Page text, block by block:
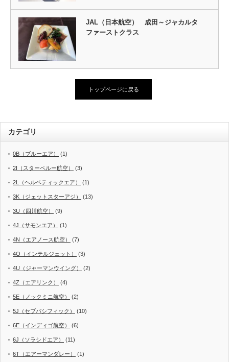
JAL（日本航空） 成田～ジャカルタ
ファーストクラス
トップページに戻る
カテゴリ
0B（ブルーエア） (1)
2I（スターペルー航空） (3)
2L（ヘルベティックエア） (1)
3K（ジェットスターアジ） (13)
3U（四川航空） (9)
4J（サモンエア） (1)
4N（エアノース航空） (7)
4O（インテルジェット） (3)
4U（ジャーマンウイング） (2)
4Z（エアリンク） (4)
5E（ノックミニ航空） (2)
5J（セブパシフィック） (10)
6E（インディゴ航空） (6)
6J（ソラシドエア） (11)
6T（エアーマンダレー） (1)